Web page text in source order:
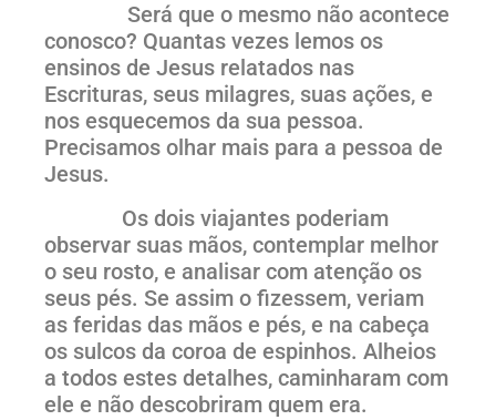
Será que o mesmo não acontece
conosco? Quantas vezes lemos os
ensinos de Jesus relatados nas
Escrituras, seus milagres, suas ações, e
nos esquecemos da sua pessoa.
Precisamos olhar mais para a pessoa de
Jesus.
Os dois viajantes poderiam
observar suas mãos, contemplar melhor
o seu rosto, e analisar com atenção os
seus pés. Se assim o fizessem, veriam
as feridas das mãos e pés, e na cabeça
os sulcos da coroa de espinhos. Alheios
a todos estes detalhes, caminharam com
ele e não descobriram quem era.